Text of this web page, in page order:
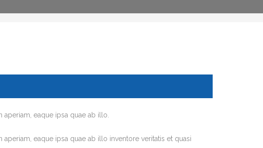
eaque ipsa quae ab illo.
eaque ipsa quae ab illo inventore veritatis et quasi